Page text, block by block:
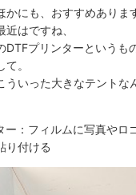
かにも、おすすめありま
はですね、
リンターというもの
。
た大きなテントなん
ー：フィルムに写真やロ
り付ける